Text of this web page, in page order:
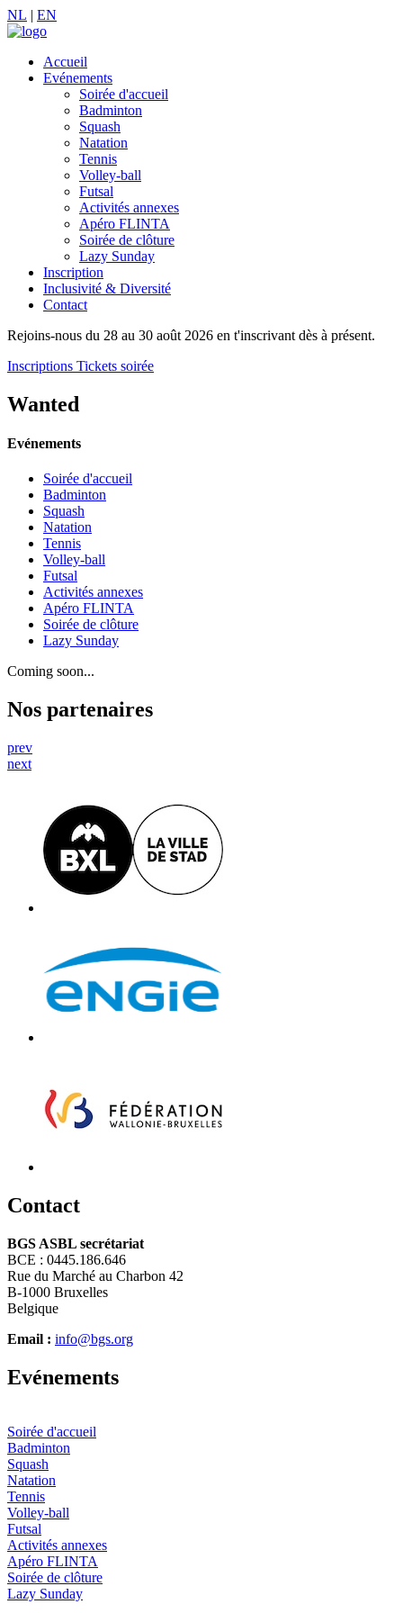
NL | EN
Accueil
Evénements
Soirée d'accueil
Badminton
Squash
Natation
Tennis
Volley-ball
Futsal
Activités annexes
Apéro FLINTA
Soirée de clôture
Lazy Sunday
Inscription
Inclusivité & Diversité
Contact
Rejoins-nous du 28 au 30 août 2026 en t'inscrivant dès à présent.
Inscriptions Tickets soirée
Wanted
Evénements
Soirée d'accueil
Badminton
Squash
Natation
Tennis
Volley-ball
Futsal
Activités annexes
Apéro FLINTA
Soirée de clôture
Lazy Sunday
Coming soon...
Nos partenaires
prev
next
Contact
BGS ASBL secrétariat
BCE : 0445.186.646
Rue du Marché au Charbon 42
B-1000 Bruxelles
Belgique
Email : info@bgs.org
Evénements
Soirée d'accueil
Badminton
Squash
Natation
Tennis
Volley-ball
Futsal
Activités annexes
Apéro FLINTA
Soirée de clôture
Lazy Sunday